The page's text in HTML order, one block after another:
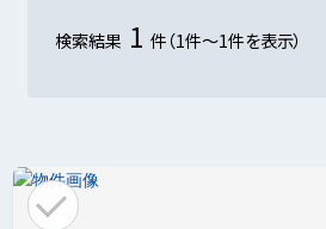
検索結果 1 件（1件～1件を表示）